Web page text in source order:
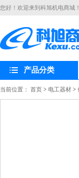
您好！欢迎来到科旭机电商城
产品分类
当前位置： 首页 > 电工器材 >